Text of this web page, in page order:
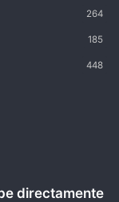
264
185
448
directamente